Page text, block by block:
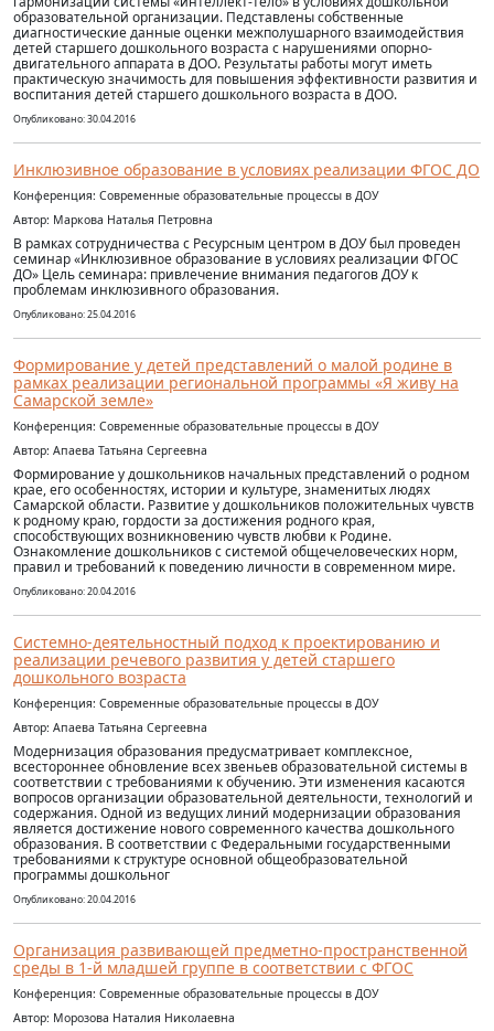
образовательной организации. Педставлены собственные
диагностические данные оценки межполушарного взаимодействия
детей старшего дошкольного возраста с нарушениями опорно-
двигательного аппарата в ДОО. Результаты работы могут иметь
практическую значимость для повышения эффективности развития и
воспитания детей старшего дошкольного возраста в ДОО.
Опубликовано: 30.04.2016
Инклюзивное образование в условиях реализации ФГОС ДО
Конференция: Современные образовательные процессы в ДОУ
Автор: Маркова Наталья Петровна
В рамках сотрудничества с Ресурсным центром в ДОУ был проведен
семинар «Инклюзивное образование в условиях реализации ФГОС
ДО» Цель семинара: привлечение внимания педагогов ДОУ к
проблемам инклюзивного образования.
Опубликовано: 25.04.2016
Формирование у детей представлений о малой родине в
рамках реализации региональной программы «Я живу на
Самарской земле»
Конференция: Современные образовательные процессы в ДОУ
Автор: Апаева Татьяна Сергеевна
Формирование у дошкольников начальных представлений о родном
крае, его особенностях, истории и культуре, знаменитых людях
Самарской области. Развитие у дошкольников положительных чувств
к родному краю, гордости за достижения родного края,
способствующих возникновению чувств любви к Родине.
Ознакомление дошкольников с системой общечеловеческих норм,
правил и требований к поведению личности в современном мире.
Опубликовано: 20.04.2016
Системно-деятельностный подход к проектированию и
реализации речевого развития у детей старшего
дошкольного возраста
Конференция: Современные образовательные процессы в ДОУ
Автор: Апаева Татьяна Сергеевна
Модернизация образования предусматривает комплексное,
всестороннее обновление всех звеньев образовательной системы в
соответствии с требованиями к обучению. Эти изменения касаются
вопросов организации образовательной деятельности, технологий и
содержания. Одной из ведущих линий модернизации образования
является достижение нового современного качества дошкольного
образования. В соответствии с Федеральными государственными
требованиями к структуре основной общеобразовательной
программы дошкольног
Опубликовано: 20.04.2016
Организация развивающей предметно-пространственной
среды в 1-й младшей группе в соответствии с ФГОС
Конференция: Современные образовательные процессы в ДОУ
Автор: Морозова Наталия Николаевна